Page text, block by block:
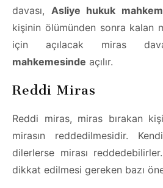
davası, Asliye hukuk
kişinin ölümünden sonra kalan
için açılacak miras
mahkemesinde açılır.
Reddi Miras
Reddi miras, miras bırakan
mirasın reddedilmesidir.
dilerlerse mirası
dikkat edilmesi gereken bazı